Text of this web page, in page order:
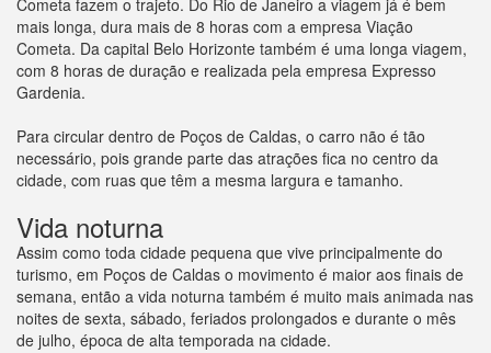
Cometa fazem o trajeto. Do Rio de Janeiro a viagem já é bem
mais longa, dura mais de 8 horas com a empresa Viação
Cometa. Da capital Belo Horizonte também é uma longa viagem,
com 8 horas de duração e realizada pela empresa Expresso
Gardenia.
Para circular dentro de Poços de Caldas, o carro não é tão
necessário, pois grande parte das atrações fica no centro da
cidade, com ruas que têm a mesma largura e tamanho.
Vida noturna
Assim como toda cidade pequena que vive principalmente do
turismo, em Poços de Caldas o movimento é maior aos finais de
semana, então a vida noturna também é muito mais animada nas
noites de sexta, sábado, feriados prolongados e durante o mês
de julho, época de alta temporada na cidade.